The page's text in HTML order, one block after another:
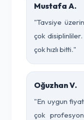
Mustafa A.
"Tavsiye
çok
çok hızlı bitti."
Oğuzhan V.
"En uygun
çok